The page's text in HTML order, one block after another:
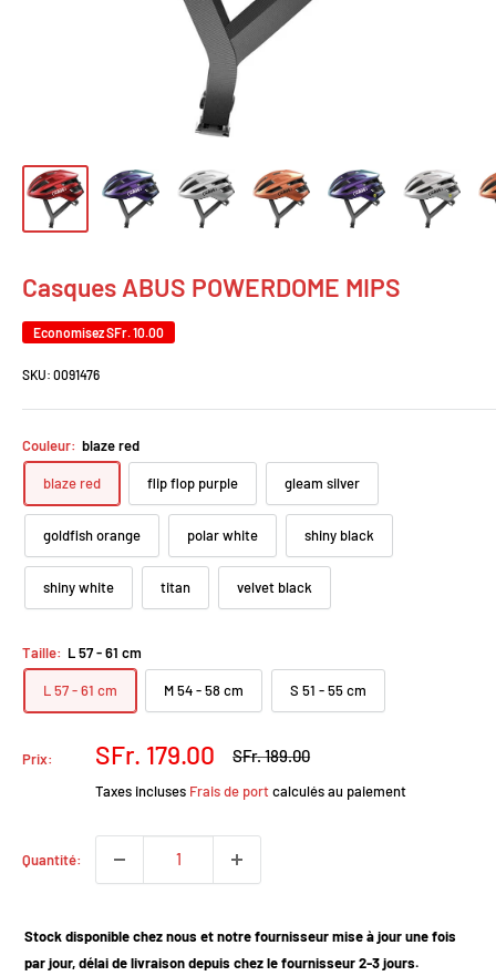
Casques ABUS POWERDOME MIPS
EconomisezSFr. 10.00
SKU: 0091476
Couleur: blaze red
blaze red flip flop purple gleam silver
goldfish orange polar white shiny black
shiny white titan velvet black
Taille: L 57 - 61 cm
L 57 - 61 cm M 54 - 58 cm S 51 - 55 cm
Prix:
Prix
réduit
SFr. 179.00
Prix
SFr. 189.00
Taxes incluses Frais de portcalculés au paiement
Quantité:
Stock disponible chez nous et notre fournisseur mise à jour une fois
par jour, délai de livraison depuis chez le fournisseur 2-3 jours.